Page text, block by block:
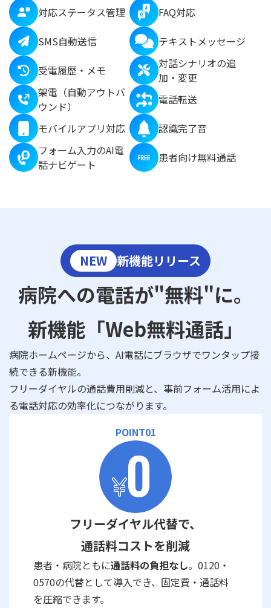
対応ステータス管理
FAQ対応
SMS自動送信
テキストメッセージ
受電履歴・メモ
対話シナリオの追
加・変更
架電（自動アウトバ
ウンド）
電話転送
モバイルアプリ対応
認識完了音
フォーム入力のAI電
話ナビゲート
患者向け無料通話
NEW 新機能リリース
病院への電話が"無料"に。
新機能「Web無料通話」
病院ホームページから、AI電話にブラウザでワンタップ接
続できる新機能。
フリーダイヤルの通話費用削減と、事前フォーム活用によ
る電話対応の効率化につながります。
POINT01
フリーダイヤル代替で、
通話料コストを削減
患者・病院ともに通話料の負担なし。0120・
0570の代替として導入でき、固定費・通話料
を圧縮できます。